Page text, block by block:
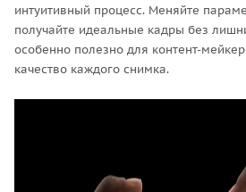
интуитивный процесс. Меняйте
получайте идеальные кадры без
особенно полезно для контент-
качество каждого снимка.